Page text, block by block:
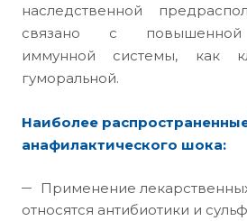
наследственной
связано с повышенной
иммунной системы, как
гуморальной.
Наиболее
анафилактического шока:
Применение
относятся антибиотики и